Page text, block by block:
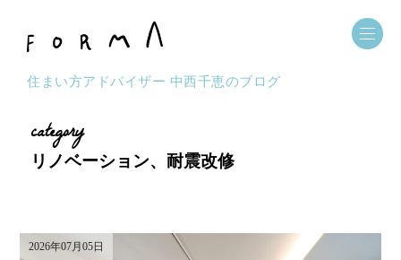
住まい方アドバイザー 中西千恵のブログ
category
リノベーション、耐震改修
2026年07月05日